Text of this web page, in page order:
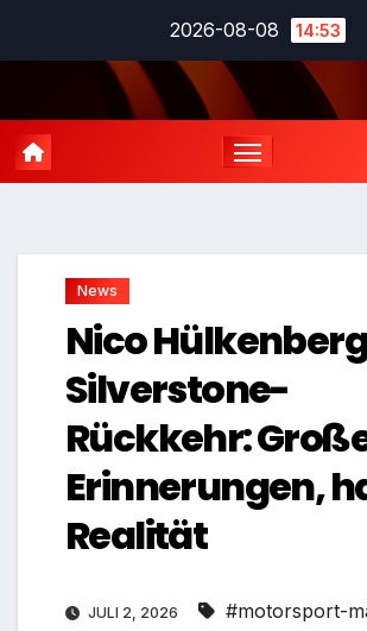
2026-08-08 14:53
News
Nico
Silverstone-
Rückkehr:
Erinnerungen,
Realität
JULI 2, 2026 #motorsport-